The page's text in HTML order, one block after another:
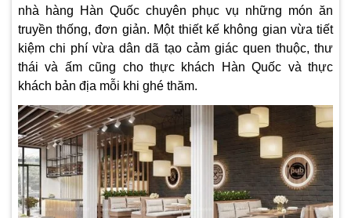
nhà hàng Hàn Quốc chuyên phục vụ những món ăn
truyền thống, đơn giản. Một thiết kế không gian vừa tiết
kiệm chi phí vừa dân dã tạo cảm giác quen thuộc, thư
thái và ấm cũng cho thực khách Hàn Quốc và thực
khách bản địa mỗi khi ghé thăm.